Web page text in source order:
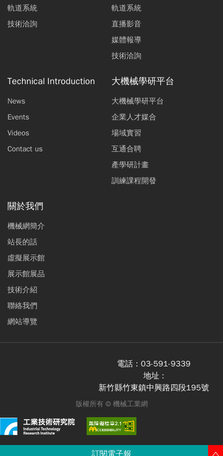
訂閱電子報
軌道系統
技術洽詢
軌道系統
直播影音
媒體報導
技術洽詢
Technical Introduction
News
Events
Videos
Contact us
大機械學研平台
大機械學研平台
企業人才媒合
場域實習
互通合聘
產學研計畫
訓練課程開發
關於我們
機械網簡介
站長的話
虛擬展示館
展示館展品
技術介紹
聯絡我們
網站導覽
電話： 03-591-9339
地址 :
新竹縣竹東鎮中興路四段195號
版權所有 © 機械工業網